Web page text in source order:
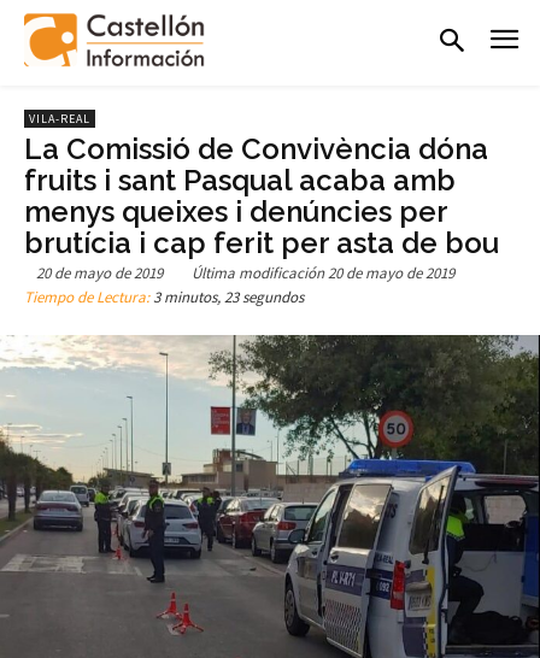
VILA-REAL
La Comissió de Convivència dóna
fruits i sant Pasqual acaba amb
menys queixes i denúncies per
brutícia i cap ferit per asta de bou
20 de mayo de 2019 Última modificación20 de mayo de 2019
Tiempo de Lectura:3 minutos, 23 segundos